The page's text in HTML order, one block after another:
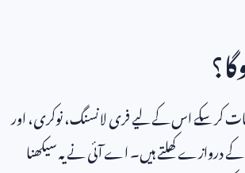
بات کر سکے اس کے لیے فری لانسنگ، نوکری، اور
دروازے کھلتے ہیں۔ اے آئی نے یہ سیکھنا